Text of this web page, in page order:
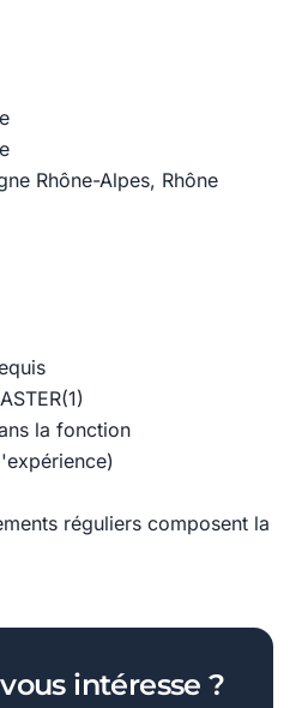
Rhône-Alpes, Rhône
la fonction
réguliers composent la
intéresse ?